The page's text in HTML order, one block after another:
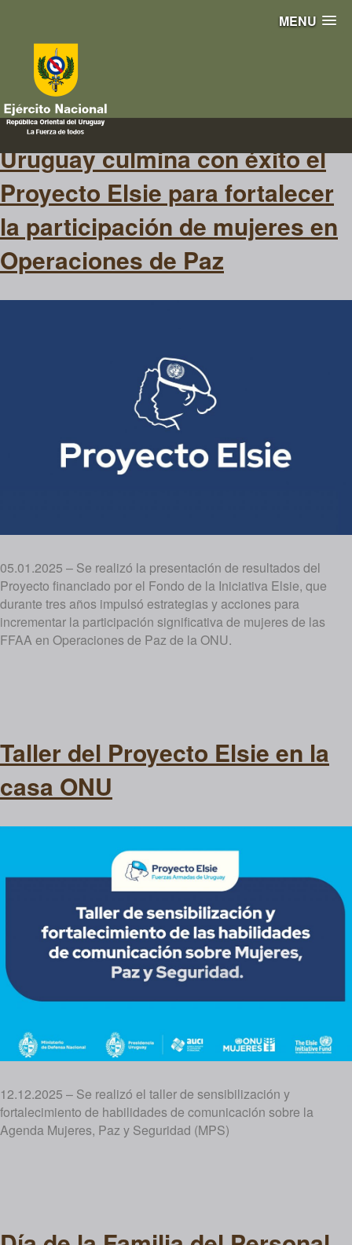
MENU
Elsie
Uruguay culmina con éxito el
Proyecto Elsie para fortalecer
la participación de mujeres en
Operaciones de Paz
05.01.2025 – Se realizó la presentación de resultados del
Proyecto financiado por el Fondo de la Iniciativa Elsie, que
durante tres años impulsó estrategias y acciones para
incrementar la participación significativa de mujeres de las
FFAA en Operaciones de Paz de la ONU.
Taller del Proyecto Elsie en la
casa ONU
12.12.2025 – Se realizó el taller de sensibilización y
fortalecimiento de habilidades de comunicación sobre la
Agenda Mujeres, Paz y Seguridad (MPS)